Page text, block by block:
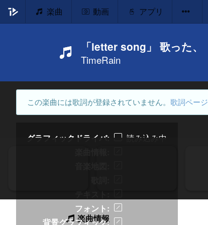
楽曲 動画 アプリ
「letter song」 歌った、
TimeRain
この楽曲には歌詞が登録されていません。 歌詞ページ
グラフィックドライバ
読み込み中
フォント
背景グラフィック
楽曲情報